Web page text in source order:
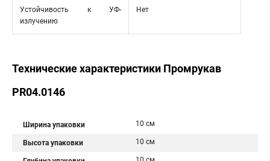
Устойчивость к УФ-
излучению
Нет
Технические характеристики Промрукав
PR04.0146
Ширина упаковки 10 см
Высота упаковки 10 см